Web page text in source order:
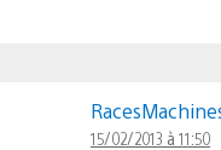
15/02/2013 à 11:50